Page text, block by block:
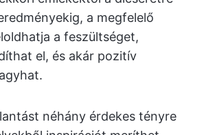
a megfelelő
a feszültséget,
el, és akár pozitív
néhány érdekes tényre